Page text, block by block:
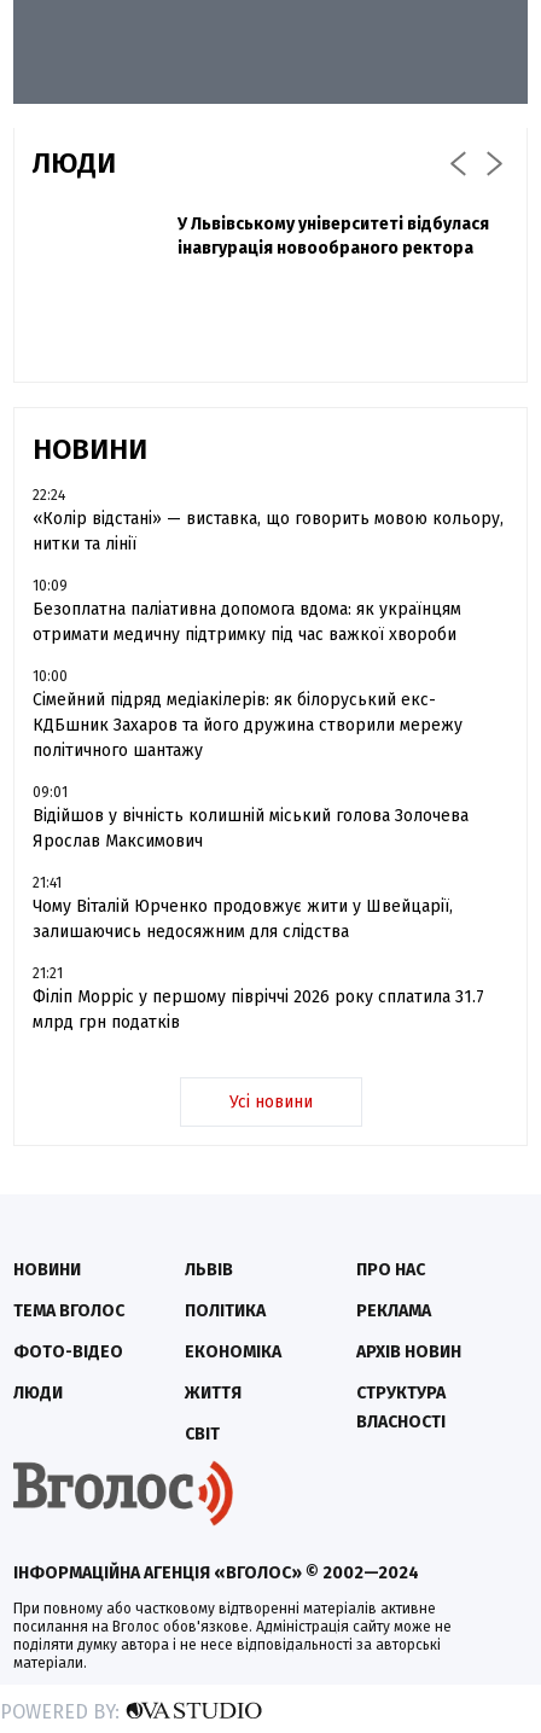
ЛЮДИ
Павло Дак
Захисник "Азовсталі" Діанов вдруге
одружився та показав фото з весілля
У Львівському університеті відбулася
інавгурація новообраного ректора
НОВИНИ
22:24
«Колір відстані» — виставка, що говорить мовою кольору,
нитки та лінії
10:09
Безоплатна паліативна допомога вдома: як українцям
отримати медичну підтримку під час важкої хвороби
10:00
Сімейний підряд медіакілерів: як білоруський екс-
КДБшник Захаров та його дружина створили мережу
політичного шантажу
09:01
Відійшов у вічність колишній міський голова Золочева
Ярослав Максимович
21:41
Чому Віталій Юрченко продовжує жити у Швейцарії,
залишаючись недосяжним для слідства
21:21
Філіп Морріс у першому півріччі 2026 року сплатила 31.7
млрд грн податків
Усі новини
ІНФОРМАЦІЙНА АГЕНЦІЯ «ВГОЛОС» © 2002—2024
При повному або частковому відтворенні матеріалів активне
посилання на Вголос обов'язкове. Адміністрація сайту може не
поділяти думку автора і не несе відповідальності за авторські
матеріали.
НОВИНИ
ТЕМА ВГОЛОС
ФОТО-ВІДЕО
ЛЮДИ
ЛЬВІВ
ПОЛІТИКА
ЕКОНОМІКА
ЖИТТЯ
СВІТ
ПРО НАС
РЕКЛАМА
АРХІВ НОВИН
СТРУКТУРА
ВЛАСНОСТІ
POWERED BY: